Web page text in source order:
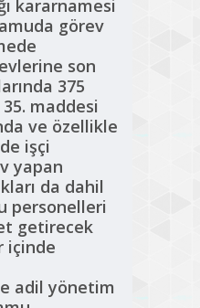
kararnamesi
görev
son
375
35. maddesi
ve özellikle
işçi
yapan
da dahil
personelleri
getirecek
içinde
adil yönetim